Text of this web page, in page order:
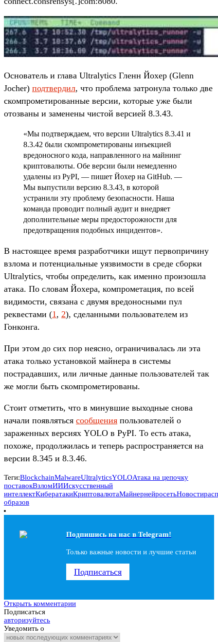
Основатель и глава Ultralytics Гленн Йохер (Glenn
Jocher) подтвердил, что проблема затронула только две
скомпрометированные версии, которые уже были
отозваны и заменены чистой версией 8.3.43.
«Мы подтверждаем, что версии Ultralytics 8.3.41 и
8.3.42 были скомпрометированы инъекцией
вредоносного кода, направленного на майнинг
криптовалюты. Обе версии были немедленно
удалены из PyPI, — пишет Йохер на GitHub. —
Мы выпустили версию 8.3.43, в которой
устранили эту проблему безопасности. Наша
команда проводит полный аудит и внедряет
дополнительные меры предосторожности для
предотвращения подобных инцидентов».
В настоящее время разработчики ищут первопричину
взлома и потенциальные уязвимости в среде сборки
Ultralytics, чтобы определить, как именно произошла
атака. По словам Йохера, компрометация, по всей
видимости, связана с двумя вредоносными пул
реквестами (1 , 2), сделанными пользователем из
Гонконга.
При этом до сих пор неясно, ограничивалась ли эта
атака только установкой майнера в системы
пострадавших, или личные данные пользователей так
же могли быть скомпрометированы.
Стоит отметить, что в минувшие выходные снова
начали появляться сообщения пользователей о
зараженных версиях YOLO в PyPI. То есть атака,
похоже, продолжилась и теперь распространяется на
версии 8.345 и 8.3.46.
Теги:BlockchainMalwareUltralyticsYOLOАтака на цепочку
поставокВзломИИИскусственный
интеллектКибератакиКриптовалютаМайнернейросетьНовости
образов
Подпишись на наc в Telegram!
Только важные новости и лучшие статьи
Подписаться
Открыть комментарии
Подписаться
авторизуйтесь
Уведомить о